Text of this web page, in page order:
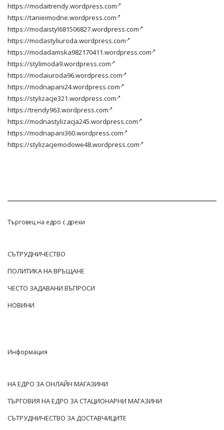
https://modaitrendy.wordpress.com
https://tanieimodne.wordpress.com
https://modaistyl681506827.wordpress.com
https://modastyliuroda.wordpress.com
https://modadamska982170411.wordpress.com
https://stylimoda9.wordpress.com
https://modaiuroda96.wordpress.com
https://modnapani24.wordpress.com
https://stylizacje321.wordpress.com
https://trendy963.wordpress.com
https://modnastylizacja245.wordpress.com
https://modnapani360.wordpress.com
https://stylizacjemodowe48.wordpress.com
Търговец на едро с дрехи
СЪТРУДНИЧЕСТВО
ПОЛИТИКА НА ВРЪЩАНЕ
ЧЕСТО ЗАДАВАНИ ВЪПРОСИ
НОВИНИ
Информация
НА ЕДРО ЗА ОНЛАЙН МАГАЗИНИ
ТЪРГОВИЯ НА ЕДРО ЗА СТАЦИОНАРНИ МАГАЗИНИ
СЪТРУДНИЧЕСТВО ЗА ДОСТАВЧИЦИТЕ